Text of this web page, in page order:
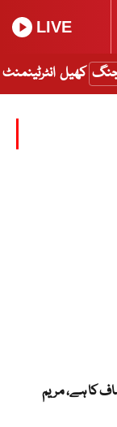
LIVE
جنگ کھیل انٹرٹینمنٹ
کا ہے، مریم